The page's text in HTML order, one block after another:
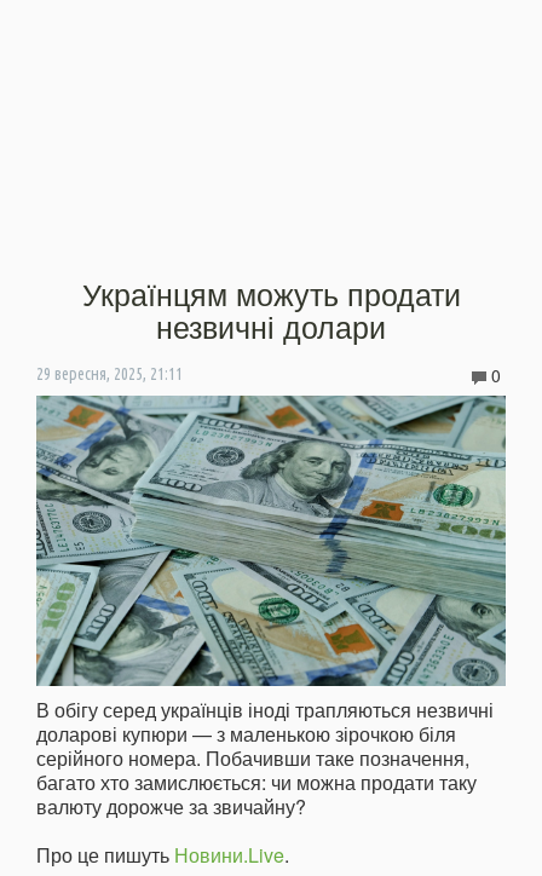
Українцям можуть продати
незвичні долари
29 вересня, 2025, 21:11 0
В обігу серед українців іноді трапляються незвичні
доларові купюри — з маленькою зірочкою біля
серійного номера. Побачивши таке позначення,
багато хто замислюється: чи можна продати таку
валюту дорожче за звичайну?
Про це пишуть Новини.Live.